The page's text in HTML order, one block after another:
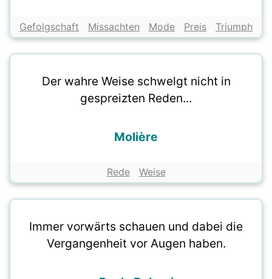
Gefolgschaft Missachten Mode Preis Triumph
Der wahre Weise schwelgt nicht in
gespreizten Reden...
Molière
Rede Weise
Immer vorwärts schauen und dabei die
Vergangenheit vor Augen haben.